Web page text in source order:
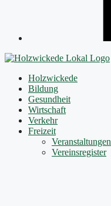
Holzwickede
Bildung
Gesundheit
Wirtschaft
Verkehr
Freizeit
Veranstaltungen
Vereinsregister